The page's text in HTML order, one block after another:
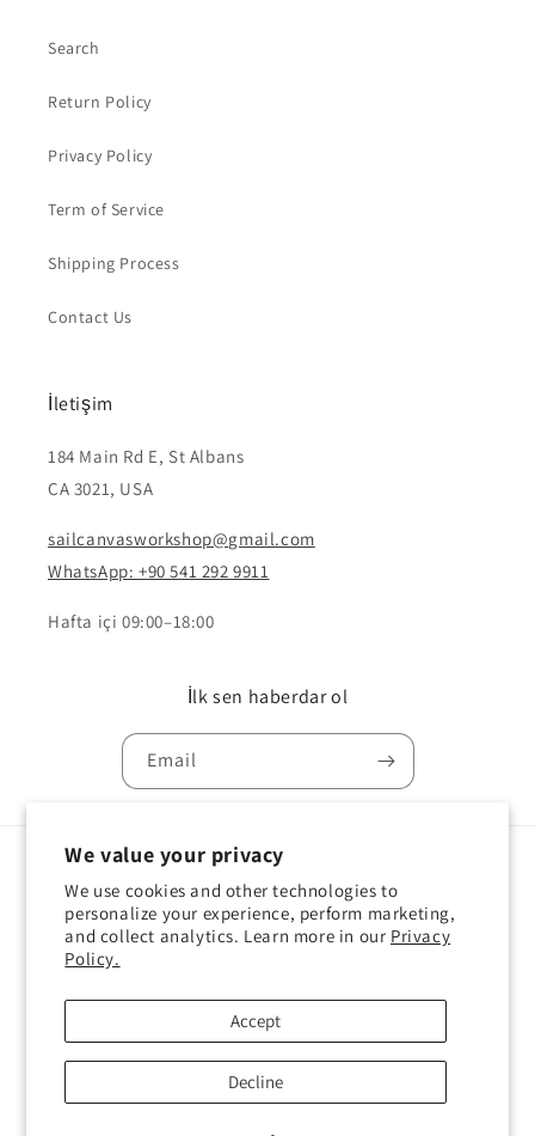
We value your privacy
We use cookies and other technologies to
personalize your experience, perform marketing,
and collect analytics. Learn more in our Privacy
Policy.
Accept
Decline
Search
Return Policy
Privacy Policy
Term of Service
Shipping Process
Contact Us
İletişim
184 Main Rd E, St Albans
CA 3021, USA
sailcanvasworkshop@gmail.com
WhatsApp: +90 541 292 9911
Hafta içi 09:00–18:00
İlk sen haberdar ol
Email
Türkiye | TRY ₺ English
Powered by Shopify